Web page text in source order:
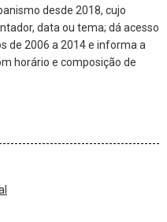
desde 2018, cujo
data ou tema; dá acesso
de 2006 a 2014 e informa a
horário e composição de